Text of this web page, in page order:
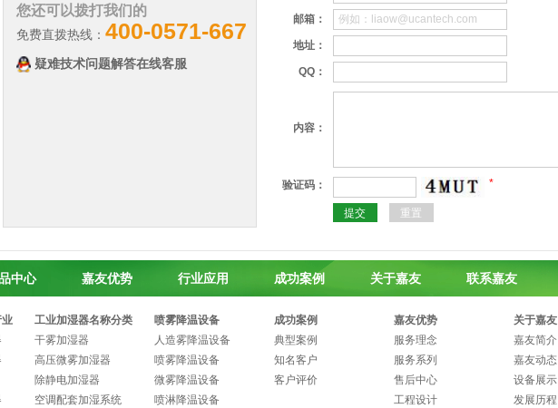
您还可以拨打我们的
免费直拨热线： 400-0571-667
疑难技术问题解答在线客服
邮箱：
地址：
QQ：
内容：
验证码： *
提交 重置
中心 嘉友优势 行业应用 成功案例 关于嘉友 联系嘉友
工业加湿器名称分类
干雾加湿器
高压微雾加湿器
除静电加湿器
空调配套加湿系统
喷雾降温设备
人造雾降温设备
喷雾降温设备
微雾降温设备
喷淋降温设备
成功案例
典型案例
知名客户
客户评价
嘉友优势
服务理念
服务系列
售后中心
工程设计
关于嘉友
嘉友简介
嘉友动态
设备展示
发展历程